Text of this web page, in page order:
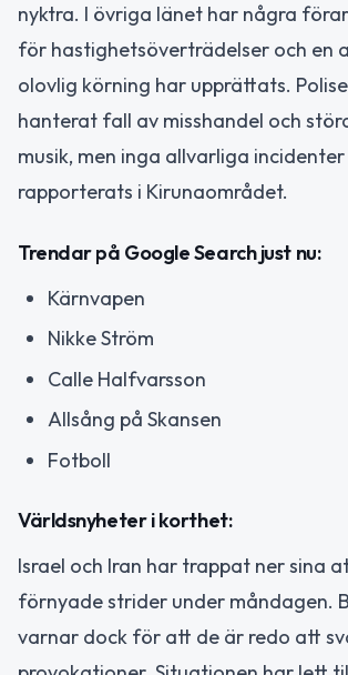
nyktra. I övriga länet har några
för hastighetsöverträdelser och en
olovlig körning har upprättats.
hanterat fall av misshandel och
musik, men inga allvarliga
rapporterats i Kirunaområdet.
Trendar på Google Search just nu:
Kärnvapen
Nikke Ström
Calle Halfvarsson
Allsång på Skansen
Fotboll
Världsnyheter i korthet:
Israel och Iran har trappat ner sina
förnyade strider under måndagen.
varnar dock för att de är redo att